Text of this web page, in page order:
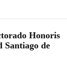
Honoris
Santiago de